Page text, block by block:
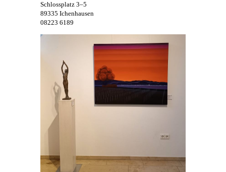
Schlossplatz 3–5
89335 Ichenhausen
08223 6189